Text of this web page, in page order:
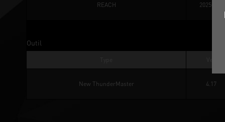
REACH 20250226
Outil
New ThunderMaster 4.17